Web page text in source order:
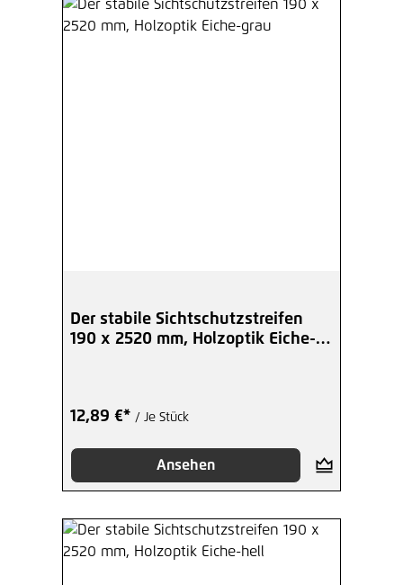
Der stabile Sichtschutzstreifen
190 x 2520 mm, Holzoptik Eiche-
12,89 €* / Je Stück
Ansehen